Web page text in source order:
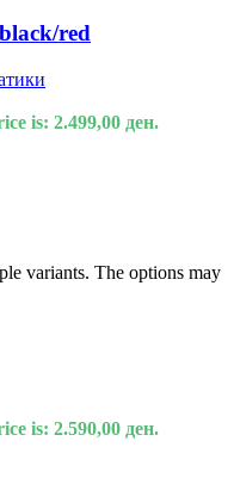
red
is: 2.499,00 ден.
variants. The options may
is: 2.590,00 ден.